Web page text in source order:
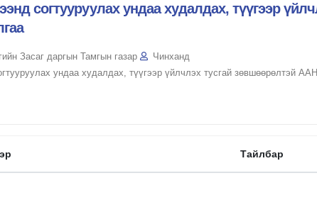
согтууруулах ундаа худалдах, түүгээр
Засаг даргын Тамгын газар Чинханд
ундаа худалдах, түүгээр үйлчлэх тусгай зөвшөөрөлтэй
Тайлбар